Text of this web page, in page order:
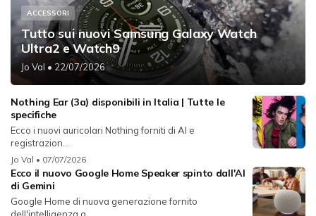
ACCESSORI
Tutto sui nuovi Samsung Galaxy Watch
Ultra2 e Watch9
Jo Val • 22/07/2026
Nothing Ear (3a) disponibili in Italia | Tutte le
specifiche
Ecco i nuovi auricolari Nothing forniti di AI e
registrazion...
Jo Val • 07/07/2026
Ecco il nuovo Google Home Speaker spinto dall'AI
di Gemini
Google Home di nuova generazione fornito